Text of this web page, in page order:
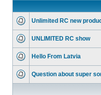
Unlimited RC new
UNLIMITED RC show
Hello From Latvia
Question about super